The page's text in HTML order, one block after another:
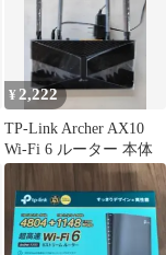
¥ 2,222
TP-Link Archer AX10
Wi-Fi 6 ルーター 本体